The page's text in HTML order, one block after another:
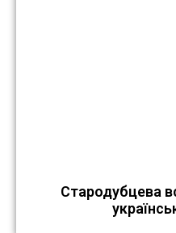
Стародубцева